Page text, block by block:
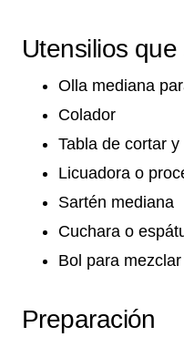
Utensilios
Olla mediana
Colador
Tabla de cortar
Licuadora o
Sartén mediana
Cuchara o
Bol para mezclar
Preparación